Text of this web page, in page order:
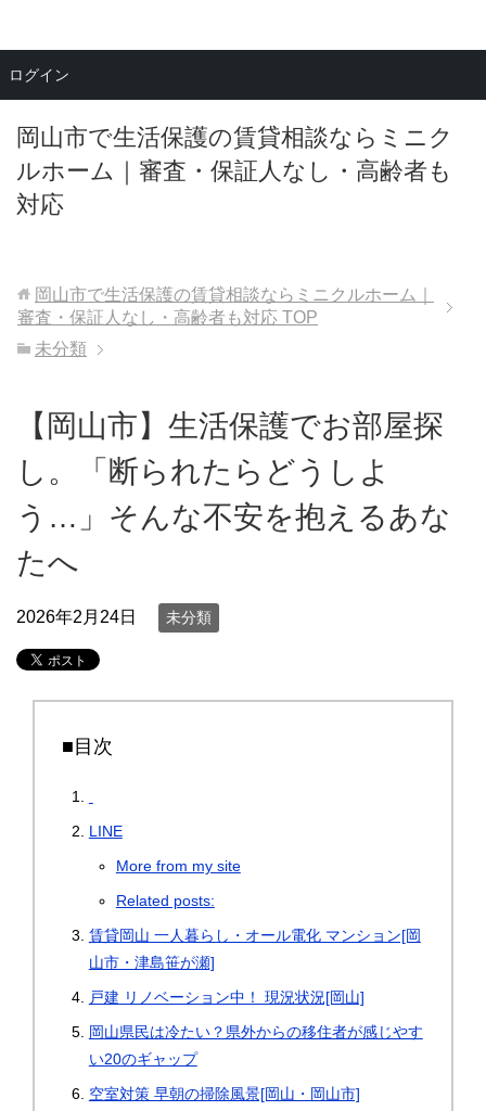
岡山市で生活保護の賃貸相談ならミニク
ルホーム｜審査・保証人なし・高齢者も
対応
メニュー
岡山市で生活保護の賃貸相談ならミニクルホーム｜
審査・保証人なし・高齢者も対応 TOP
未分類
【岡山市】生活保護でお部屋探
し。「断られたらどうしよ
う…」そんな不安を抱えるあな
たへ
2026年2月24日 未分類
■目次
LINE
More from my site
Related posts:
賃貸岡山 一人暮らし・オール電化 マンション[岡
山市・津島笹が瀬]
戸建 リノベーション中！ 現況状況[岡山]
岡山県民は冷たい？県外からの移住者が感じやす
い20のギャップ
空室対策 早朝の掃除風景[岡山・岡山市]
ログイン